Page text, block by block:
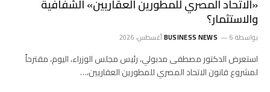
«الاتحاد المصري للمطورين العقاريين» الشفافية
والاستثمار؟
بواسطة BUSINESS NEWS 6 أغسطس، 2026
استعرض الدكتور مصطفى مدبولي، رئيس مجلس الوزراء، اليوم، مقترحاً
لمشروع قانون الاتحاد المصري للمطورين العقاريين،…